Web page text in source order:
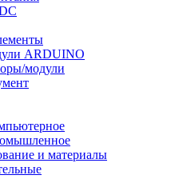
ARDUINO
модули
и материалы